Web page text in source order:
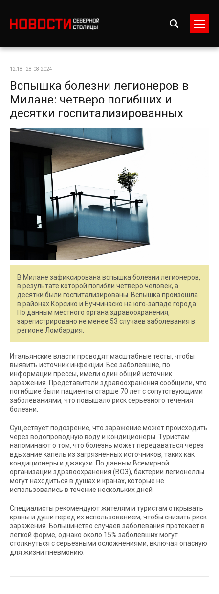
12:18 | 28-08-2024
Вспышка болезни легионеров в
Милане: четверо погибших и
десятки госпитализированных
В Милане зафиксирована вспышка болезни легионеров,
в результате которой погибли четверо человек, а
десятки были госпитализированы. Вспышка произошла
в районах Корсико и Буччинаско на юго-западе города.
По данным местного органа здравоохранения,
зарегистрировано не менее 53 случаев заболевания в
регионе Ломбардия.
Итальянские власти проводят масштабные тесты, чтобы
выявить источник инфекции. Все заболевшие, по
информации прессы, имели один общий источник
заражения. Представители здравоохранения сообщили, что
погибшие были пациенты старше 70 лет с сопутствующими
заболеваниями, что повышало риск серьезного течения
болезни.
Существует подозрение, что заражение может происходить
через водопроводную воду и кондиционеры. Туристам
напоминают о том, что болезнь может передаваться через
вдыхание капель из загрязненных источников, таких как
кондиционеры и джакузи. По данным Всемирной
организации здравоохранения (ВОЗ), бактерии легионеллы
могут находиться в душах и кранах, которые не
использовались в течение нескольких дней.
Специалисты рекомендуют жителям и туристам открывать
краны и души перед их использованием, чтобы снизить риск
заражения. Большинство случаев заболевания протекает в
легкой форме, однако около 15% заболевших могут
столкнуться с серьезными осложнениями, включая опасную
для жизни пневмонию.